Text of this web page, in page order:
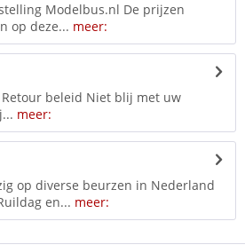
Modelbus.nl De prijzen
op deze... meer:
beleid Niet blij met uw
meer:
op diverse beurzen in Nederland
en... meer: